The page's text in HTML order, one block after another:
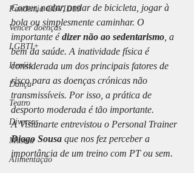
Pandemia COVID19
Vencer doenças
LGBTI+
Heróis
Dança
Teatro
Diversos
Música
Alimentação
Correr, nadar, andar de bicicleta, jogar à
bola ou simplesmente caminhar. O
importante é dizer não ao sedentarismo , a
bem da saúde. A inatividade física é
considerada um dos principais fatores de
risco para as doenças crónicas não
transmissíveis. Por isso, a prática de
desporto moderada é tão importante.
A Visiunarte entrevistou o Personal Trainer
Diogo Sousa que nos fez perceber a
importância de um treino com PT ou sem.